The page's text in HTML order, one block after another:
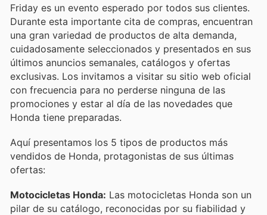
Friday es un evento esperado por todos sus clientes.
Durante esta importante cita de compras, encuentran
una gran variedad de productos de alta demanda,
cuidadosamente seleccionados y presentados en sus
últimos anuncios semanales, catálogos y ofertas
exclusivas. Los invitamos a visitar su sitio web oficial
con frecuencia para no perderse ninguna de las
promociones y estar al día de las novedades que
Honda tiene preparadas.
Aquí presentamos los 5 tipos de productos más
vendidos de Honda, protagonistas de sus últimas
ofertas:
Motocicletas Honda: Las motocicletas Honda son un
pilar de su catálogo, reconocidas por su fiabilidad y